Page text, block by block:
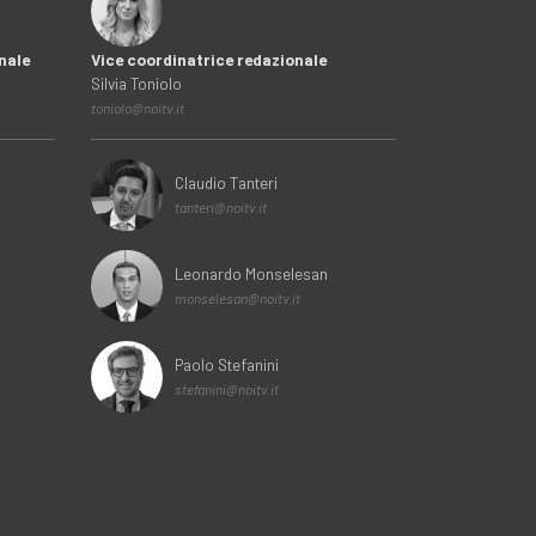
Vice coordinatrice redazionale
Silvia Toniolo
toniolo@noitv.it
Claudio Tanteri
tanteri@noitv.it
Leonardo Monselesan
monselesan@noitv.it
Paolo Stefanini
stefanini@noitv.it